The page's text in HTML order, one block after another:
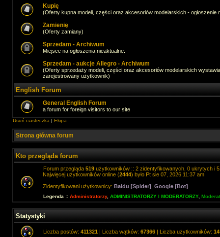
Kupię
(Oferty kupna modeli, części oraz akcesoriów modelarskich -
Zamienię
(Oferty zamiany)
Sprzedam - Archiwum
Miejsce na ogłoszenia nieaktualne.
Sprzedam - aukcje Allegro - Archiwum
(Oferty sprzedaży modeli, części oraz akcesoriów modelarskich
zarejestrowany użytkownik)
English Forum
General English Forum
a forum for foreign visitors to our site
Usuń ciasteczka | Ekipa
Strona główna forum
Kto przegląda forum
Forum przegląda 519 użytkowników :: 2 zidentyfikowanych, 0 ukrytych i
Najwięcej użytkowników online (2444) było Pt sie 07, 2026 11:37 am
Zidentyfikowani użytkownicy: Baidu [Spider] Google [Bot]
Legenda :: Administratorzy, ADMINISTRATORZY I MODERATORZY,
Statystyki
Liczba postów: 411321 | Liczba wątków: 67366 | Liczba użytkowników: